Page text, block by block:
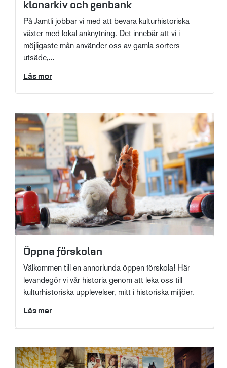
klonarkiv och genbank
På Jamtli jobbar vi med att bevara kulturhistoriska
växter med lokal anknytning. Det innebär att vi i
möjligaste mån använder oss av gamla sorters
utsäde,...
Läs mer
Öppna förskolan
Välkommen till en annorlunda öppen förskola! Här
levandegör vi vår historia genom att leka oss till
kulturhistoriska upplevelser, mitt i historiska miljöer.
Läs mer